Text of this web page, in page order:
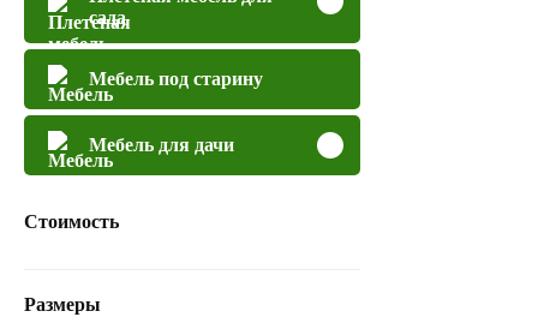
сада
Мебель под старину
Мебель для дачи
Стоимость
Размеры